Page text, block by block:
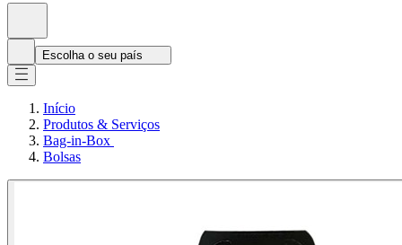
Escolha o seu país
Início
Produtos & Serviços
Bag-in-Box
Bolsas